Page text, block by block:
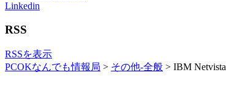
Linkedin
RSS
RSSを表示
PCOKなんでも情報局 > その他-全般 > IBM